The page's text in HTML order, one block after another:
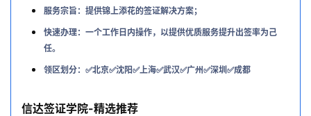
服务宗旨：提供锦上添花的签证解决方案；
快速办理：一个工作日内操作，以提供优质服务提升出签率为己
任。
领区划分：✅北京✅沈阳✅上海✅武汉✅广州✅深圳✅成都
信达签证学院-精选推荐